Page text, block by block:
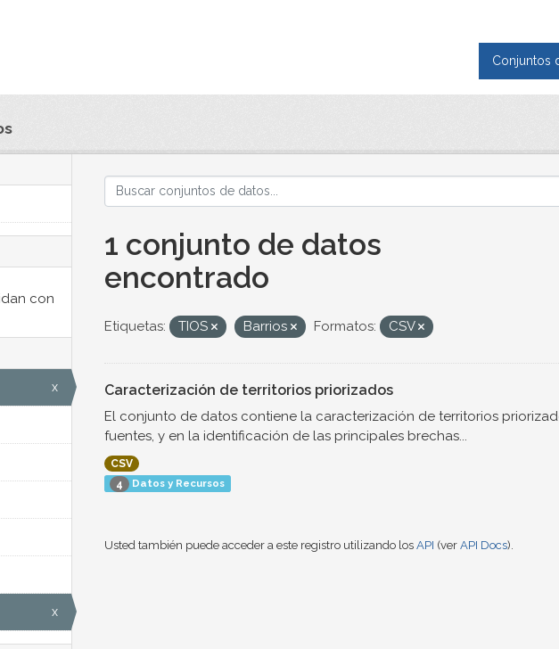
Conjuntos
con
x
x
1 conjunto de datos
encontrado
Etiquetas: TIOS Barrios Formatos: CSV
Caracterización de territorios priorizados
El conjunto de datos contiene la caracterización de territorios
fuentes, y en la identificación de las principales brechas...
CSV
4
Datos y Recursos
Usted también puede acceder a este registro utilizando los API (ver API Docs).